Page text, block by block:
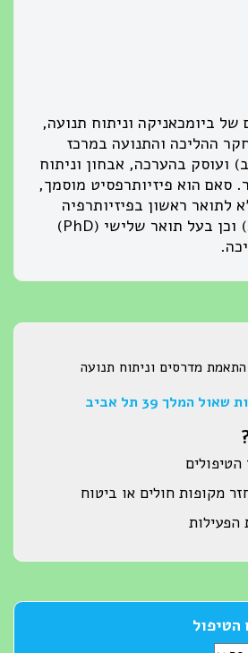
ביומכאניקה וניתוח תנועה,
ההליכה והתנועה במרכז
ועוסק בהערכה, אבחון וניתוח
סאם הוא פיזיותרפסיט מוסמך,
לתואר ראשון בפיזיותרפיה
(B.PT) ושני (M.Sc) וכן בעל תואר שלישי (PhD)
מדרסים וניתוח תנועה
המלך 39 תל אביב
מקופות חולים או ביטוח